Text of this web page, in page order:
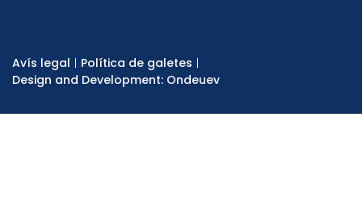
Avís legal
Política de galetes
Design and Development: Ondeuev